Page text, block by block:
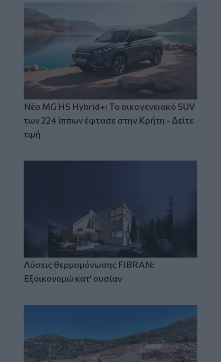
Νέο MG HS Hybrid+: Το οικογενειακό SUV
των 224 ίππων έφτασε στην Κρήτη - Δείτε
τιμή
Λύσεις θερμομόνωσης FIBRAN:
Εξοικονομώ κατ' ουσίαν